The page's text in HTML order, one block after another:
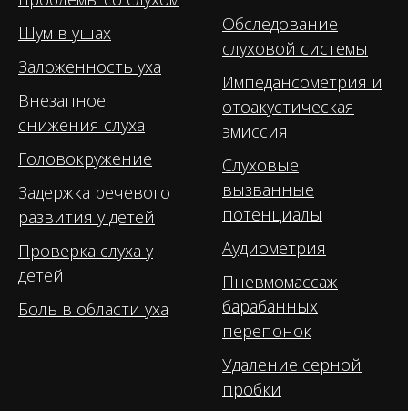
Шум в ушах
Заложенность уха
Внезапное
снижения слуха
Головокружение
Задержка речевого
развития у детей
Проверка слуха у
детей
Боль в области уха
Обследование
слуховой системы
Импедансометрия и
отоакустическая
эмиссия
Слуховые
вызванные
потенциалы
Аудиометрия
Пневмомассаж
барабанных
перепонок
Удаление серной
пробки